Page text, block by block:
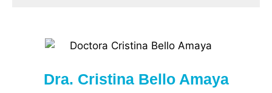
Dra. Cristina Bello Amaya